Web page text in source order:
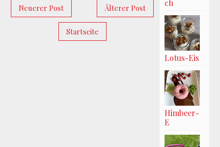
Neuerer Post Älterer Post
Startseite
ch
Lotus-Eis
Himbeer-
E